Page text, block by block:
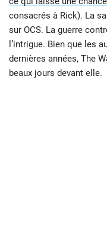
consacrés à Rick). La
sur OCS. La guerre
l’intrigue. Bien que les
dernières années, The
beaux jours devant elle.